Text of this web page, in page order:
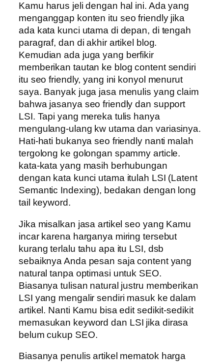
Kamu harus jeli dengan hal ini. Ada yang
menganggap konten itu seo friendly jika
ada kata kunci utama di depan, di tengah
paragraf, dan di akhir artikel blog.
Kemudian ada juga yang berfikir
memberikan tautan ke blog content sendiri
itu seo friendly, yang ini konyol menurut
saya. Banyak juga jasa menulis yang claim
bahwa jasanya seo friendly dan support
LSI. Tapi yang mereka tulis hanya
mengulang-ulang kw utama dan variasinya.
Hati-hati bukanya seo friendly nanti malah
tergolong ke golongan spammy article.
kata-kata yang masih berhubungan
dengan kata kunci utama itulah LSI (Latent
Semantic Indexing), bedakan dengan long
tail keyword.
Jika misalkan jasa artikel seo yang Kamu
incar karena harganya miring tersebut
kurang terlalu tahu apa itu LSI, dsb
sebaiknya Anda pesan saja content yang
natural tanpa optimasi untuk SEO.
Biasanya tulisan natural justru memberikan
LSI yang mengalir sendiri masuk ke dalam
artikel. Nanti Kamu bisa edit sedikit-sedikit
memasukan keyword dan LSI jika dirasa
belum cukup SEO.
Biasanya penulis artikel mematok harga